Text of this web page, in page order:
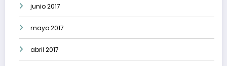
junio 2017
mayo 2017
abril 2017